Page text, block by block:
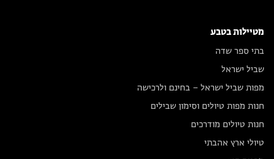
מטיילות בטבע
בתי ספר שדה
שביל ישראל
מפות שביל ישראל – בחינם ולרכישה
חנות מפות טיולים וסימון שבילים
חנות טיולים מודרכים
טיולי ארץ אהבתי